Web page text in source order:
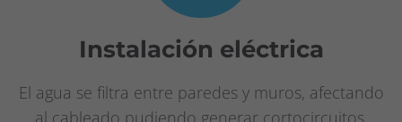
Instalación eléctrica
El agua se filtra entre paredes y muros, afectando
al cableado pudiendo generar cortocircuitos.